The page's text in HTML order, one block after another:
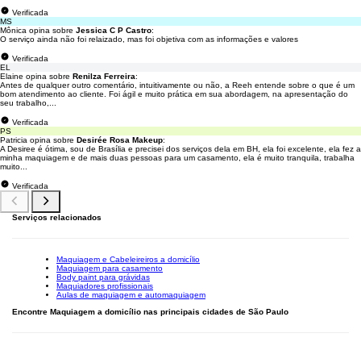
Verificada
MS
Mônica opina sobre Jessica C P Castro:
O serviço ainda não foi relaizado, mas foi objetiva com as informações e valores
Verificada
EL
Elaine opina sobre Renilza Ferreira:
Antes de qualquer outro comentário, intuitivamente ou não, a Reeh entende sobre o que é um
bom atendimento ao cliente. Foi ágil e muito prática em sua abordagem, na apresentação do
seu trabalho,...
Verificada
PS
Patricia opina sobre Desirée Rosa Makeup:
A Desiree é ótima, sou de Brasília e precisei dos serviços dela em BH, ela foi excelente, ela fez a
minha maquiagem e de mais duas pessoas para um casamento, ela é muito tranquila, trabalha
muito...
Verificada
Serviços relacionados
Maquiagem e Cabeleireiros a domicílio
Maquiagem para casamento
Body paint para grávidas
Maquiadores profissionais
Aulas de maquiagem e automaquiagem
Encontre Maquiagem a domicílio nas principais cidades de São Paulo